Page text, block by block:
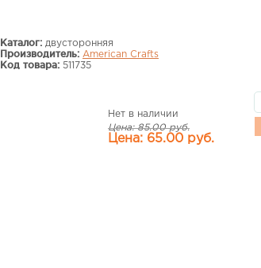
Каталог: двусторонняя
Производитель: American Crafts
Код товара: 511735
Нет в наличии
Цена: 85.00 руб.
Цена: 65.00 руб.